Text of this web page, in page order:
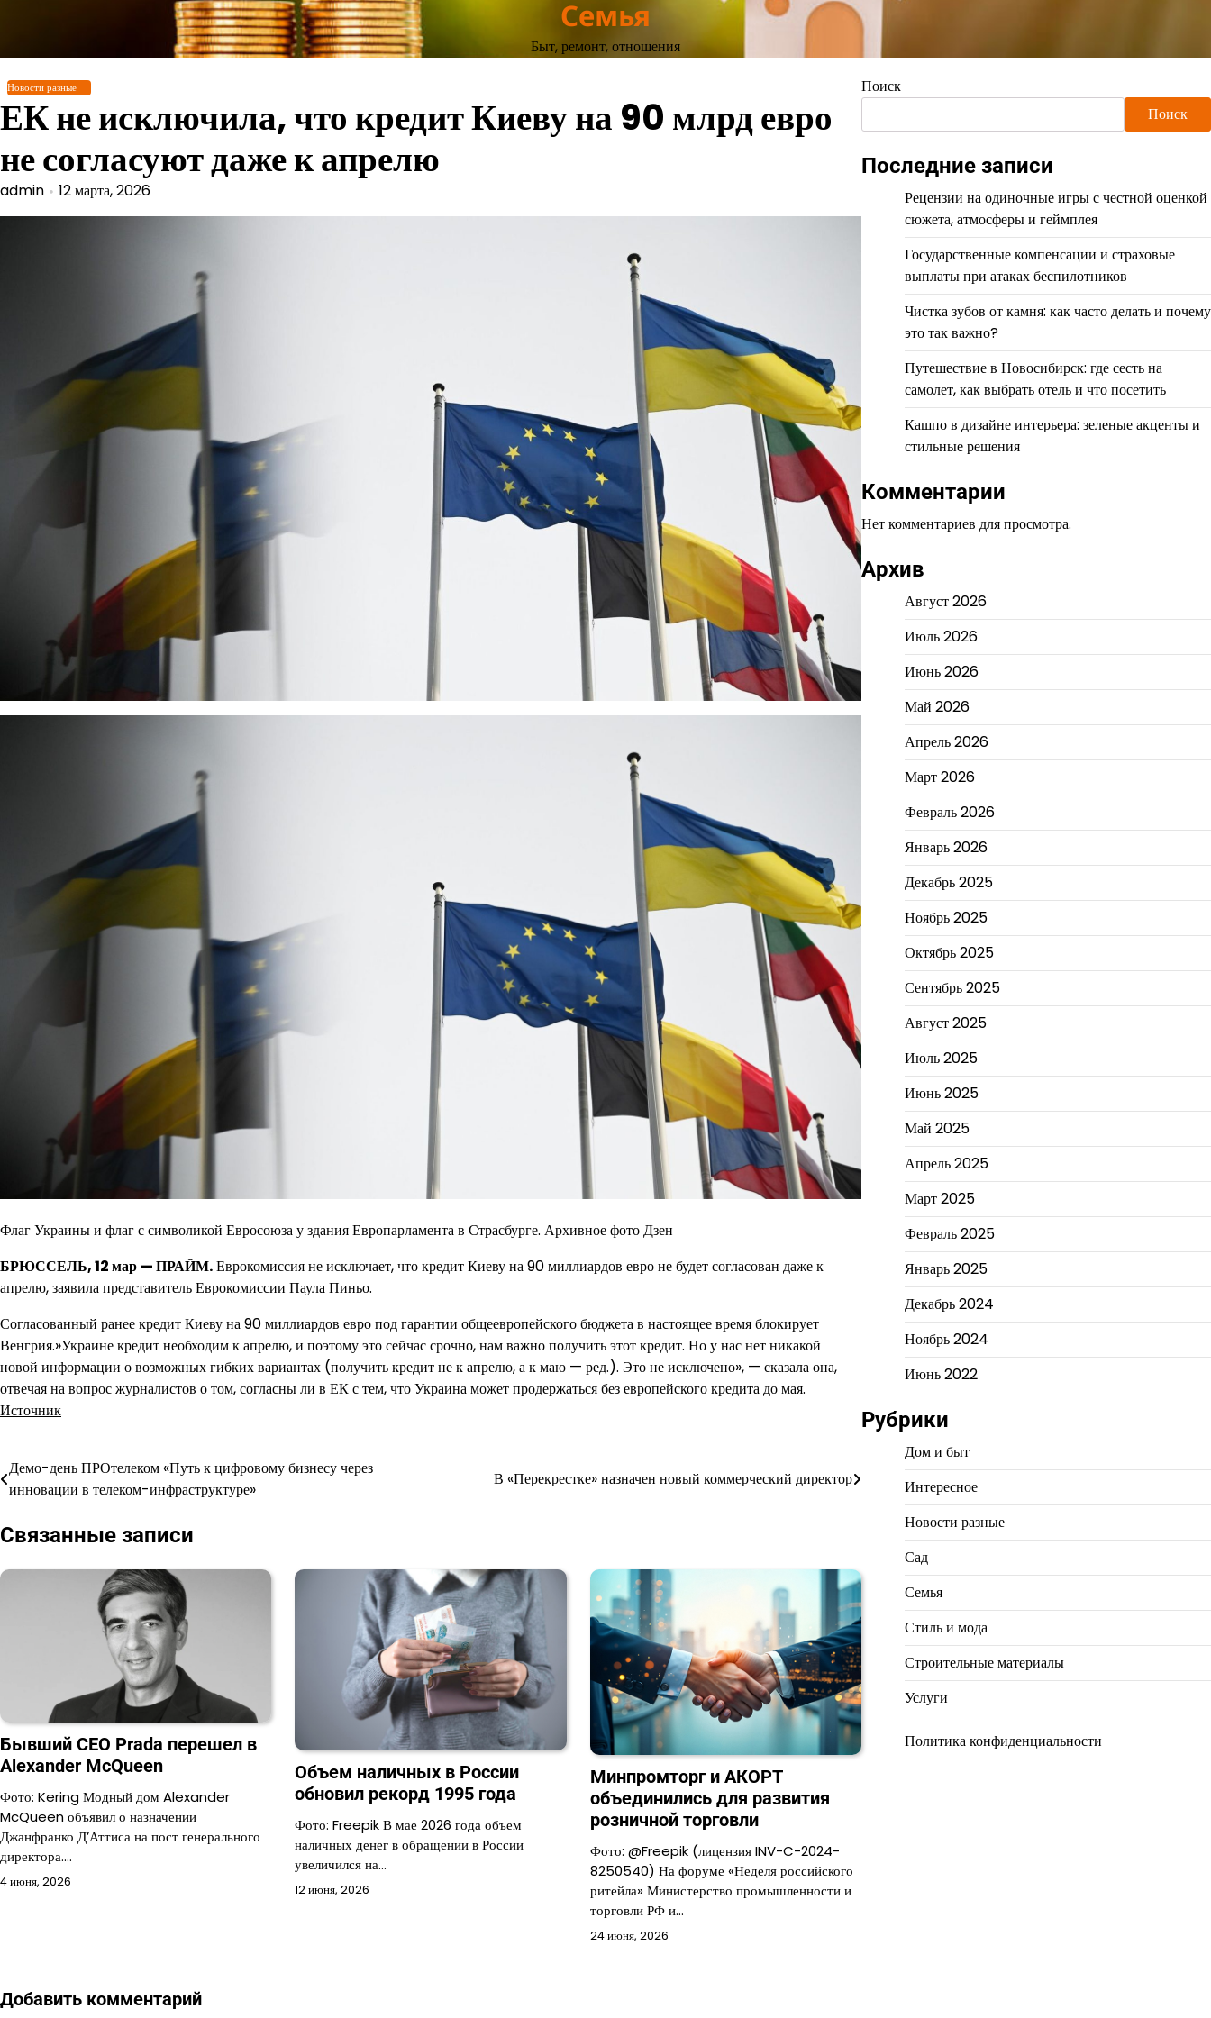
содержимому
Семья
Быт, ремонт, отношения
Новости разные
ЕК не исключила, что кредит Киеву на 90 млрд евро
не согласуют даже к апрелю
admin 12 марта, 2026
Флаг Украины и флаг с символикой Евросоюза у здания Европарламента в Страсбурге. Архивное фото Дзен
БРЮССЕЛЬ, 12 мар — ПРАЙМ.Еврокомиссия не исключает, что кредит Киеву на 90 миллиардов евро не будет согласован даже к
апрелю, заявила представитель Еврокомиссии Паула Пиньо.
Согласованный ранее кредит Киеву на 90 миллиардов евро под гарантии общеевропейского бюджета в настоящее время блокирует
Венгрия.»Украине кредит необходим к апрелю, и поэтому это сейчас срочно, нам важно получить этот кредит. Но у нас нет никакой
новой информации о возможных гибких вариантах (получить кредит не к апрелю, а к маю — ред.). Это не исключено», — сказала она,
отвечая на вопрос журналистов о том, согласны ли в ЕК с тем, что Украина может продержаться без европейского кредита до мая.
Источник
Навигация
записям
Демо-день ПРОтелеком «Путь к цифровому бизнесу через
инновации в телеком-инфраструктуре»
В «Перекрестке» назначен новый коммерческий директор
Связанные записи
Бывший CEO Prada перешел в
Alexander McQueen
Фото: Kering Модный дом Alexander
McQueen объявил о назначении
Джанфранко Д’Аттиса на пост генерального
директора.…
4 июня, 2026
Объем наличных в России
обновил рекорд 1995 года
Фото: Freepik В мае 2026 года объем
наличных денег в обращении в России
увеличился на…
12 июня, 2026
Минпромторг и АКОРТ
объединились для развития
розничной торговли
Фото: @Freepik (лицензия INV-C-2024-
8250540) На форуме «Неделя российского
ритейла» Министерство промышленности и
торговли РФ и…
24 июня, 2026
Добавить комментарий
Поиск
Поиск
Последние записи
Рецензии на одиночные игры с честной оценкой
сюжета, атмосферы и геймплея
Государственные компенсации и страховые
выплаты при атаках беспилотников
Чистка зубов от камня: как часто делать и почему
это так важно?
Путешествие в Новосибирск: где сесть на
самолет, как выбрать отель и что посетить
Кашпо в дизайне интерьера: зеленые акценты и
стильные решения
Комментарии
Нет комментариев для просмотра.
Архив
Август 2026
Июль 2026
Июнь 2026
Май 2026
Апрель 2026
Март 2026
Февраль 2026
Январь 2026
Декабрь 2025
Ноябрь 2025
Октябрь 2025
Сентябрь 2025
Август 2025
Июль 2025
Июнь 2025
Май 2025
Апрель 2025
Март 2025
Февраль 2025
Январь 2025
Декабрь 2024
Ноябрь 2024
Июнь 2022
Рубрики
Дом и быт
Интересное
Новости разные
Сад
Семья
Стиль и мода
Строительные материалы
Услуги
Политика конфиденциальности